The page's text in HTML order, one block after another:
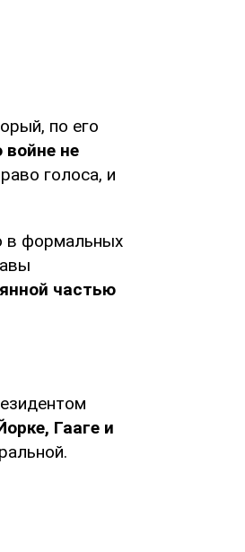
по его
войне не
голоса, и
в формальных
частью
Гааге и